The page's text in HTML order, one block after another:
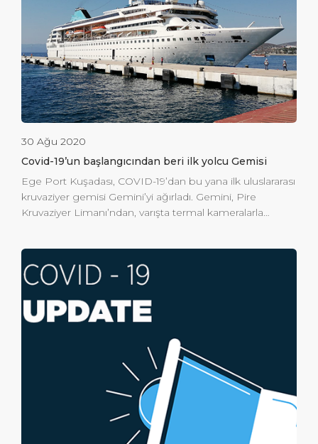
Müdürlüğü) ilgililerinin katılımıyla bir toplantı
gerçekleştirildi. Türkiye) ve toplantıda özetle, gemilerin
ülkemize girişinde herhangi bir kısıtlama olmadığı
belirtildi; Tüm gemi yolcularının limanlarımıza giriş
yapmaları için olumsuz PCR test sonuçları ve tıbbi
beyanlar talep edilerek yapılacak […]
30 Ağu 2020
Covid-19’un başlangıcından beri ilk yolcu Gemisi
Ege Port Kuşadası, COVID-19’dan bu yana ilk uluslararası
kruvaziyer gemisi Gemini’yi ağırladı. Gemini, Pire
Kruvaziyer Limanı’ndan, varışta termal kameralarla
Global Ports Holding East Med Bölge Direktörü ve Ege
etkileyen ve kruvaziyer turizminin dünya çapında
duraklamasına neden olan Covid-19 Pandemi
döneminin ardından ilk uluslararası kruvaziyer gemisi
Gemini olduğunu belirtti. Ege Port Kuşadası’nda
ağırlandı. Ege Limanı Kuşadası’na gelen kruvaziyer
gemisi ve mürettebatı için Sağlık Bakanlığımızın
koordinasyonunda devam eden Covid-19 nedeniyle
gerekli tüm önlemleri aldık. Limanımız WTTC […]